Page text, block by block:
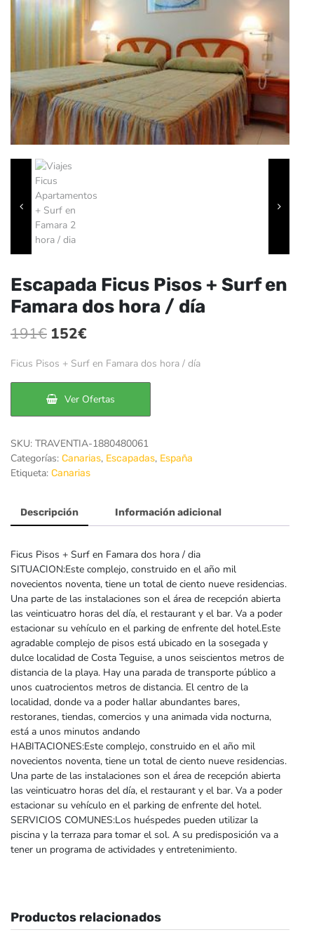
Escapada Ficus Pisos + Surf en
Famara dos hora / día
191€ El
precio
era:
191€.
152€
precio
es:
152€.
Ficus Pisos + Surf en Famara dos hora / día
Ver Ofertas
SKU: TRAVENTIA-1880480061
Categorías: Canarias, Escapadas, España
Etiqueta: Canarias
Descripción Información adicional
Ficus Pisos + Surf en Famara dos hora / dia
SITUACION:Este complejo, construido en el año mil
novecientos noventa, tiene un total de ciento nueve residencias.
Una parte de las instalaciones son el área de recepción abierta
las veinticuatro horas del día, el restaurant y el bar. Va a poder
estacionar su vehículo en el parking de enfrente del hotel.Este
agradable complejo de pisos está ubicado en la sosegada y
dulce localidad de Costa Teguise, a unos seiscientos metros de
distancia de la playa. Hay una parada de transporte público a
unos cuatrocientos metros de distancia. El centro de la
localidad, donde va a poder hallar abundantes bares,
restoranes, tiendas, comercios y una animada vida nocturna,
está a unos minutos andando
HABITACIONES:Este complejo, construido en el año mil
novecientos noventa, tiene un total de ciento nueve residencias.
Una parte de las instalaciones son el área de recepción abierta
las veinticuatro horas del día, el restaurant y el bar. Va a poder
estacionar su vehículo en el parking de enfrente del hotel.
SERVICIOS COMUNES:Los huéspedes pueden utilizar la
piscina y la terraza para tomar el sol. A su predisposición va a
tener un programa de actividades y entretenimiento.
Productos relacionados